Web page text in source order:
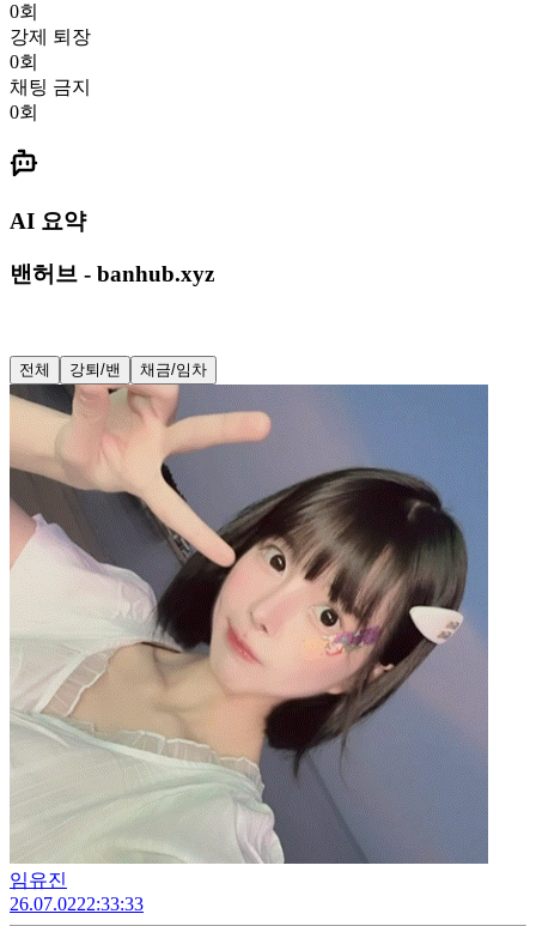
0회
강제 퇴장
0회
채팅 금지
0회
AI 요약
밴허브 - banhub.xyz
전체 강퇴/밴 채금/임차
임유진
26.07.0222:33:33